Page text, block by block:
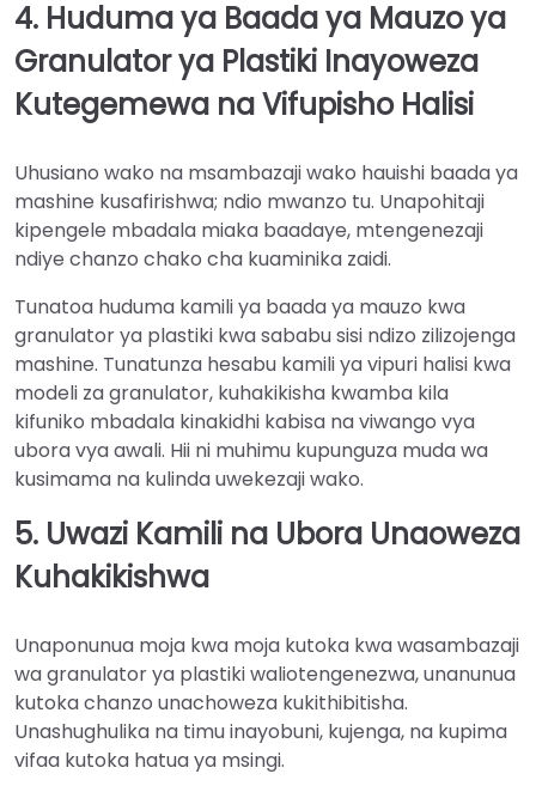
4. Huduma ya Baada ya Mauzo ya
Granulator ya Plastiki Inayoweza
Kutegemewa na Vifupisho Halisi
Uhusiano wako na msambazaji wako hauishi baada ya
mashine kusafirishwa; ndio mwanzo tu. Unapohitaji
kipengele mbadala miaka baadaye, mtengenezaji
ndiye chanzo chako cha kuaminika zaidi.
Tunatoa huduma kamili ya baada ya mauzo kwa
granulator ya plastiki kwa sababu sisi ndizo zilizojenga
mashine. Tunatunza hesabu kamili ya vipuri halisi kwa
modeli za granulator, kuhakikisha kwamba kila
kifuniko mbadala kinakidhi kabisa na viwango vya
ubora vya awali. Hii ni muhimu kupunguza muda wa
kusimama na kulinda uwekezaji wako.
5. Uwazi Kamili na Ubora Unaoweza
Kuhakikishwa
Unaponunua moja kwa moja kutoka kwa wasambazaji
wa granulator ya plastiki waliotengenezwa, unanunua
kutoka chanzo unachoweza kukithibitisha.
Unashughulika na timu inayobuni, kujenga, na kupima
vifaa kutoka hatua ya msingi.